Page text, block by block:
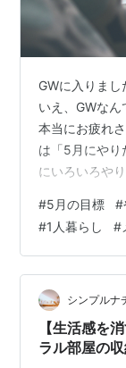
GWに入りま
いえ、GWなん
本当にお疲れ
は「5月にやり
にいろいろや
終わる気がし
ました。 ① 暮
テープ貼り直
くる 読書する
展覧会に行く
カット 元同期
#5月の目標 #
#1人暮らし #
シンプルナ
【生活感を
ラル部屋の